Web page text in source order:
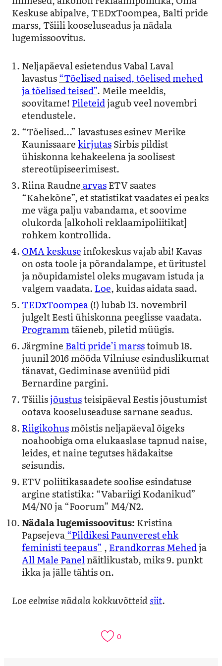
Keskuse abipalve, TEDxToompea, Balti pride
marss, Tšiili kooseluseadus ja nädala
lugemissoovitus.
Neljapäeval esietendus Vabal Laval
lavastus“Tõelised naised, tõelised mehed
ja tõelised teised”. Meile meeldis,
soovitame! Pileteidjagub veel novembri
etendustele.
“Tõelised…” lavastuses esinev Merike
KaunissaarekirjutasSirbis pildist
ühiskonna kehakeelena ja soolisest
stereotüpiseerimisest.
Riina Raudne arvasETV saates
“Kahekõne”, et statistikat vaadates ei peaks
me väga palju vabandama, et soovime
olukorda [alkoholi reklaamipoliitikat]
rohkem kontrollida.
OMA keskuseinfokeskus vajab abi! Kavas
on osta toole ja põrandalampe, et üritustel
ja nõupidamistel oleks mugavam istuda ja
valgem vaadata. Loe, kuidas aidata saad.
TEDxToompea(!) lubab 13. novembril
julgelt Eesti ühiskonna peeglisse vaadata.
Programmtäieneb, piletid müügis.
Järgmine Balti pride’i marsstoimub 18.
juunil 2016 mööda Vilniuse esinduslikumat
tänavat, Gediminase avenüüd pidi
Bernardine pargini.
Tšiilisjõustusteisipäeval Eestis jõustumist
ootava kooseluseaduse sarnane seadus.
Riigikohusmõistis neljapäeval õigeks
noahoobiga oma elukaaslase tapnud naise,
leides, et naine tegutses hädakaitse
seisundis.
ETV poliitikasaadete soolise esindatuse
argine statistika: “Vabariigi Kodanikud”
M4/N0 ja “Foorum” M4/N2.
Nädala lugemissoovitus: Kristina
Papsejeva“Pildikesi Paunverest ehk
feministi teepaus” , Erandkorras Mehedja
All Male Panelnäitlikustab, miks 9. punkt
ikka ja jälle tähtis on.
Loe eelmise nädala kokkuvõtteidsiit.
0